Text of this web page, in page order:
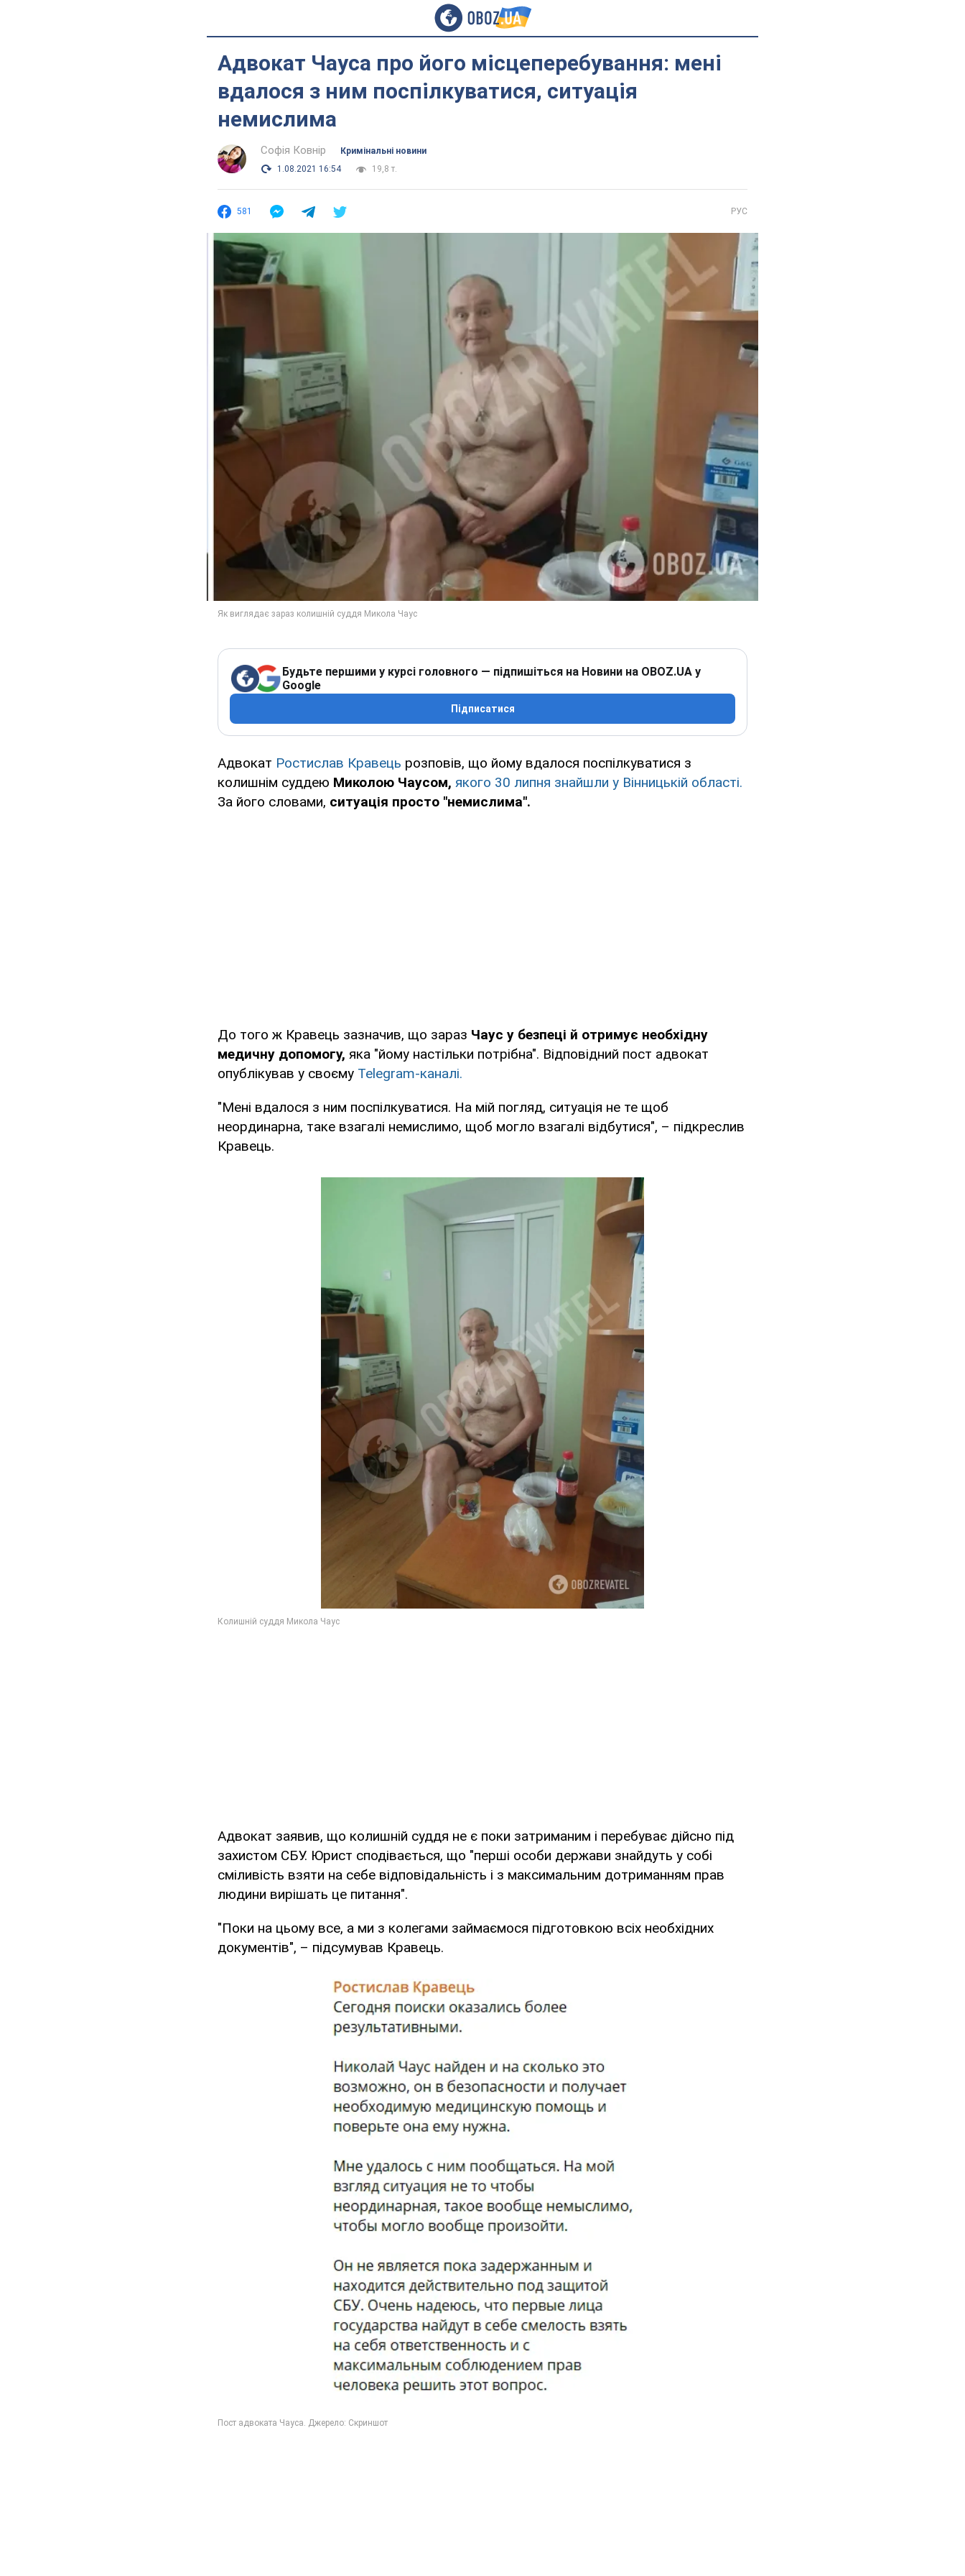
Адвокат Чауса про його місцеперебування: мені
вдалося з ним поспілкуватися, ситуація
немислима
Софія Ковнір
Кримінальні новини
1.08.2021 16:54
19,8 т.
581 РУС
Будьте першими у курсі головного — підпишіться на Новини на OBOZ.UA у
Google
Підписатися
Адвокат Ростислав Кравець розповів, що йому вдалося поспілкуватися з
колишнім суддею Миколою Чаусом, якого 30 липня знайшли у Вінницькій області.
За його словами, ситуація просто "немислима".
До того ж Кравець зазначив, що зараз Чаус у безпеці й отримує необхідну
медичну допомогу, яка "йому настільки потрібна". Відповідний пост адвокат
опублікував у своєму Telegram-каналі.
"Мені вдалося з ним поспілкуватися. На мій погляд, ситуація не те щоб
неординарна, таке взагалі немислимо, щоб могло взагалі відбутися", – підкреслив
Кравець.
Адвокат заявив, що колишній суддя не є поки затриманим і перебуває дійсно під
захистом СБУ. Юрист сподівається, що "перші особи держави знайдуть у собі
сміливість взяти на себе відповідальність і з максимальним дотриманням прав
людини вирішать це питання".
"Поки на цьому все, а ми з колегами займаємося підготовкою всіх необхідних
документів", – підсумував Кравець.